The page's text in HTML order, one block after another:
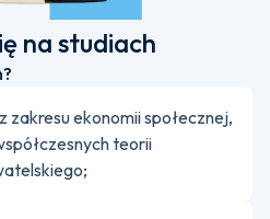
na studiach
zakresu ekonomii społecznej,
teorii